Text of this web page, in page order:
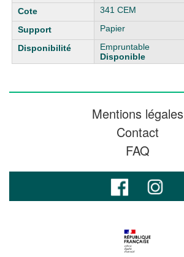
341 CEM
Papier
Empruntable
Disponible
Mentions légales
Contact
FAQ